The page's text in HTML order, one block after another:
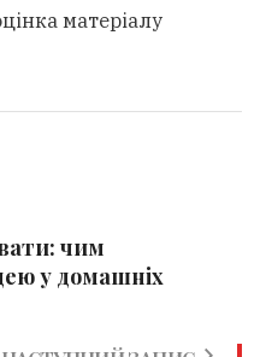
матеріалу
чим
у домашніх